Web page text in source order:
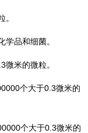
品和细菌。
米的微粒。
个大于0.3微米的
个大于0.3微米的